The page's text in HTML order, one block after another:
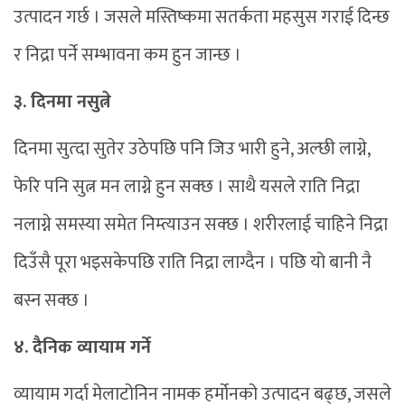
उत्पादन गर्छ । जसले मस्तिष्कमा सतर्कता महसुस गराई दिन्छ
र निद्रा पर्ने सम्भावना कम हुन जान्छ ।
३. दिनमा नसुत्ने
दिनमा सुत्दा सुतेर उठेपछि पनि जिउ भारी हुने, अल्छी लाग्ने,
फेरि पनि सुत्न मन लाग्ने हुन सक्छ । साथै यसले राति निद्रा
नलाग्ने समस्या समेत निम्त्याउन सक्छ । शरीरलाई चाहिने निद्रा
दिउँसै पूरा भइसकेपछि राति निद्रा लाग्दैन । पछि यो बानी नै
बस्न सक्छ ।
४. दैनिक व्यायाम गर्ने
व्यायाम गर्दा मेलाटोनिन नामक हर्मोनको उत्पादन बढ्छ, जसले